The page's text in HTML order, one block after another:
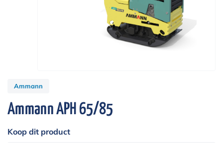
Ammann
Ammann APH 65/85
Koop dit product